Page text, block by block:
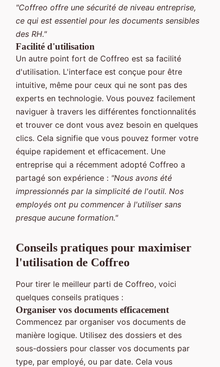
"Coffreo offre une sécurité de niveau entreprise,
ce qui est essentiel pour les documents sensibles
des RH."
Facilité d'utilisation
Un autre point fort de Coffreo est sa facilité
d'utilisation. L'interface est conçue pour être
intuitive, même pour ceux qui ne sont pas des
experts en technologie. Vous pouvez facilement
naviguer à travers les différentes fonctionnalités
et trouver ce dont vous avez besoin en quelques
clics. Cela signifie que vous pouvez former votre
équipe rapidement et efficacement. Une
entreprise qui a récemment adopté Coffreo a
partagé son expérience : "Nous avons été
impressionnés par la simplicité de l'outil. Nos
employés ont pu commencer à l'utiliser sans
presque aucune formation."
Conseils pratiques pour maximiser
l'utilisation de Coffreo
Pour tirer le meilleur parti de Coffreo, voici
quelques conseils pratiques :
Organiser vos documents efficacement
Commencez par organiser vos documents de
manière logique. Utilisez des dossiers et des
sous-dossiers pour classer vos documents par
type, par employé, ou par date. Cela vous